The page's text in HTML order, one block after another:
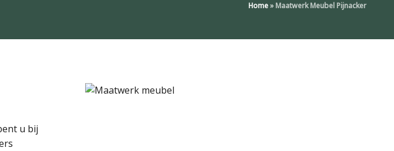
Home»Maatwerk Meubel Pijnacker
u bij